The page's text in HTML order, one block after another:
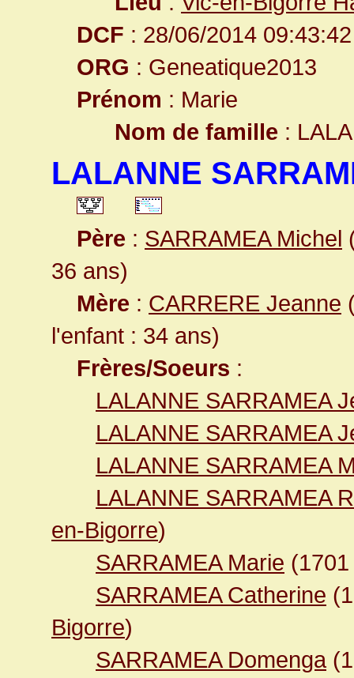
DCF : 28/06/2014 09:43:42
ORG : Geneatique2013
Prénom : Marie
Nom de famille :
LALANNE
Père : SARRAMEA Michel
36 ans)
Mère : CARRERE Jeanne
l'enfant : 34 ans)
Frères/Soeurs :
LALANNE SARRAMEA
LALANNE SARRAMEA
LALANNE SARRAMEA
LALANNE SARRAMEA
en-Bigorre)
SARRAMEA Marie
SARRAMEA Catherine
Bigorre)
SARRAMEA Domenga